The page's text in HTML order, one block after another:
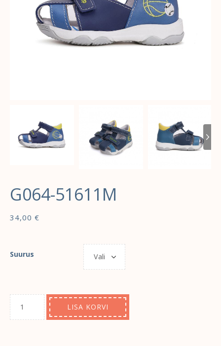
G064-51611M
34,00 €
Suurus
LISA KORVI